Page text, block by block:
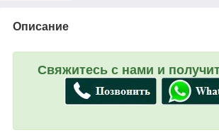
Описание
Свяжитесь с нами и